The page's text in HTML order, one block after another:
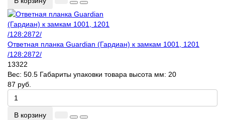
Ответная планка Guardian (Гардиан) к замкам 1001, 1201
/128:2872/
13322
Вес: 50.5 Габариты упаковки товара высота мм: 20
87 руб.
В корзину